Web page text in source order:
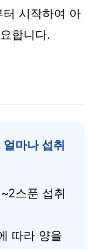
시작하여 아
합니다.
마나 섭취
스푼 섭취
따라 양을